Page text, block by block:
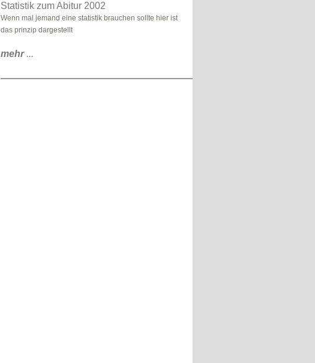
Statistik zum Abitur 2002
Wenn mal jemand eine statistik brauchen sollte hier ist
das prinzip dargestellt
mehr...